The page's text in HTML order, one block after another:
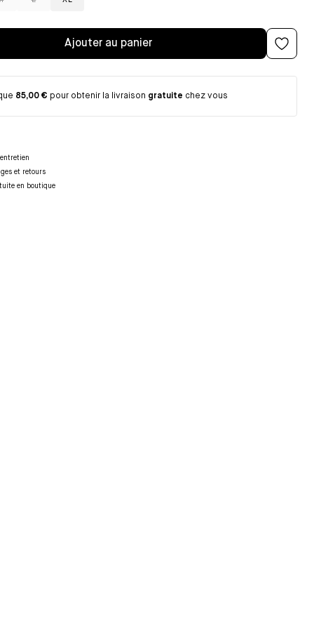
Ajouter au panier
85,00 € pour obtenir la livraison gratuite chez vous
et retours
en boutique